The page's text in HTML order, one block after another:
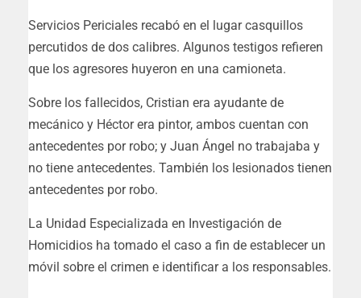
Servicios Periciales recabó en el lugar casquillos
percutidos de dos calibres. Algunos testigos refieren
que los agresores huyeron en una camioneta.
Sobre los fallecidos, Cristian era ayudante de
mecánico y Héctor era pintor, ambos cuentan con
antecedentes por robo; y Juan Ángel no trabajaba y
no tiene antecedentes. También los lesionados tienen
antecedentes por robo.
La Unidad Especializada en Investigación de
Homicidios ha tomado el caso a fin de establecer un
móvil sobre el crimen e identificar a los responsables.